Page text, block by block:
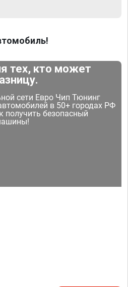
тех, кто может
сети Евро Чип Тюнинг
в 50+ городах РФ
получить безопасный